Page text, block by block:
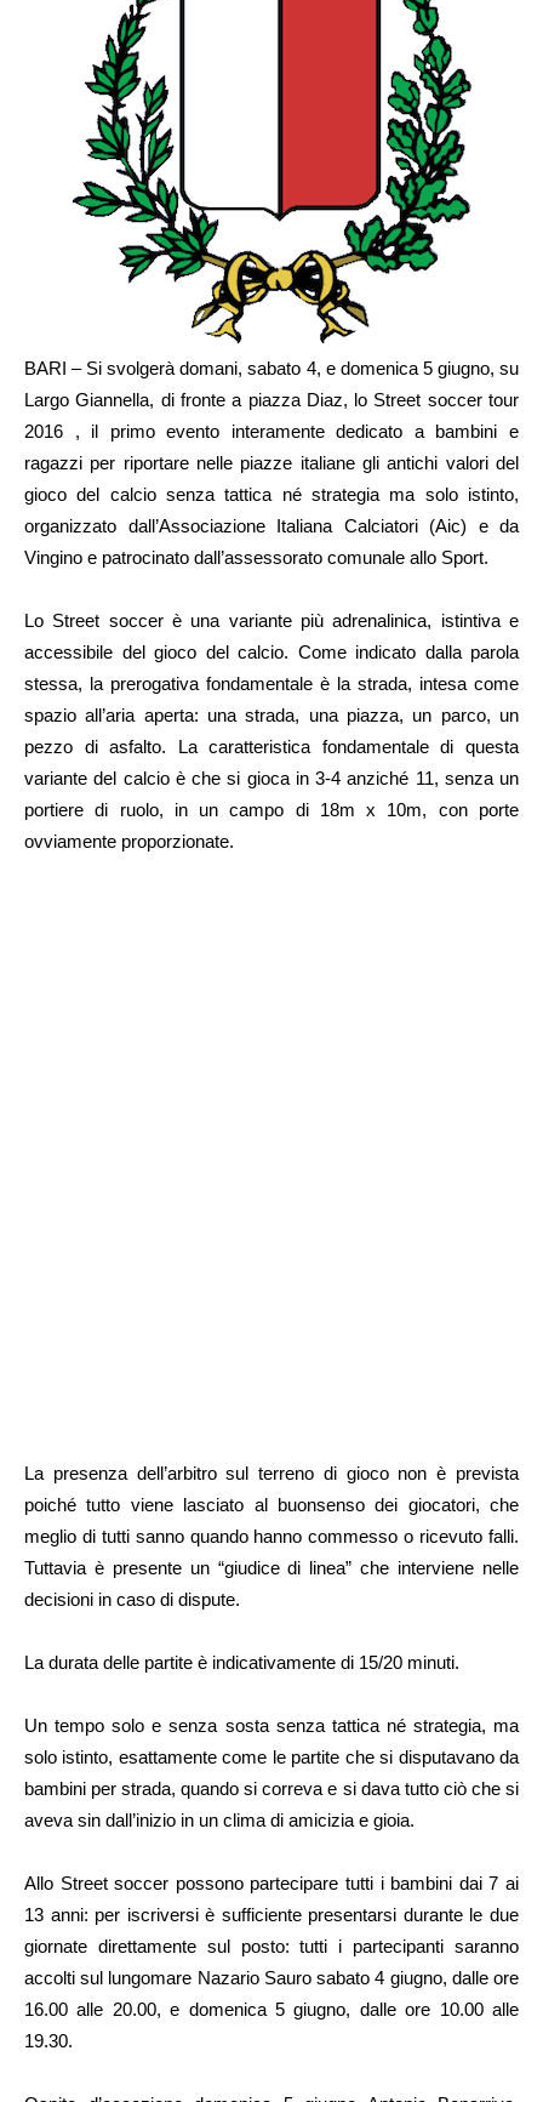
BARI – Si svolgerà domani, sabato 4, e domenica 5 giugno, su
Largo Giannella, di fronte a piazza Diaz, lo Street soccer tour
2016 , il primo evento interamente dedicato a bambini e
ragazzi per riportare nelle piazze italiane gli antichi valori del
gioco del calcio senza tattica né strategia ma solo istinto,
organizzato dall’Associazione Italiana Calciatori (Aic) e da
Vingino e patrocinato dall’assessorato comunale allo Sport.
Lo Street soccer è una variante più adrenalinica, istintiva e
accessibile del gioco del calcio. Come indicato dalla parola
stessa, la prerogativa fondamentale è la strada, intesa come
spazio all’aria aperta: una strada, una piazza, un parco, un
pezzo di asfalto. La caratteristica fondamentale di questa
variante del calcio è che si gioca in 3-4 anziché 11, senza un
portiere di ruolo, in un campo di 18m x 10m, con porte
ovviamente proporzionate.
La presenza dell’arbitro sul terreno di gioco non è prevista
poiché tutto viene lasciato al buonsenso dei giocatori, che
meglio di tutti sanno quando hanno commesso o ricevuto falli.
Tuttavia è presente un “giudice di linea” che interviene nelle
decisioni in caso di dispute.
La durata delle partite è indicativamente di 15/20 minuti.
Un tempo solo e senza sosta senza tattica né strategia, ma
solo istinto, esattamente come le partite che si disputavano da
bambini per strada, quando si correva e si dava tutto ciò che si
aveva sin dall’inizio in un clima di amicizia e gioia.
Allo Street soccer possono partecipare tutti i bambini dai 7 ai
13 anni: per iscriversi è sufficiente presentarsi durante le due
giornate direttamente sul posto: tutti i partecipanti saranno
accolti sul lungomare Nazario Sauro sabato 4 giugno, dalle ore
16.00 alle 20.00, e domenica 5 giugno, dalle ore 10.00 alle
19.30.